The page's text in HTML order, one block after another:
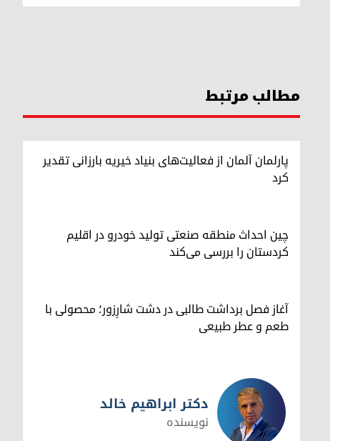
مطالب مرتبط
پارلمان آلمان از فعالیت‌های بنیاد خیریه بارزانی تقدیر
کرد
چین احداث منطقه صنعتی تولید خودرو در اقلیم
کردستان را بررسی می‌کند
آغاز فصل برداشت طالبی در دشت شارِزور؛ محصولی با
طعم و عطر طبیعی
دکتر ابراهیم خالد
نویسنده